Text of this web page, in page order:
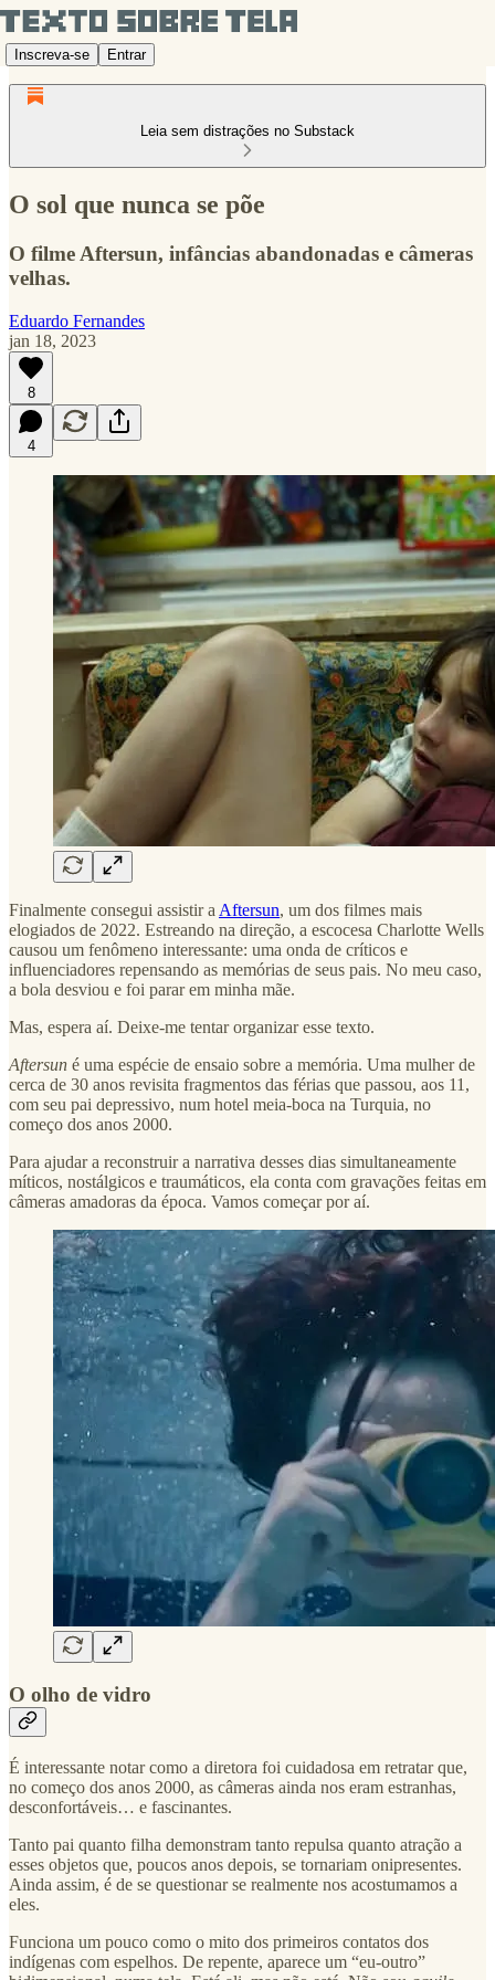
Inscreva-se Entrar
Leia sem distrações no Substack
O sol que nunca se põe
O filme Aftersun, infâncias abandonadas e câmeras
velhas.
Eduardo Fernandes
jan 18, 2023
8
4
Finalmente consegui assistir a Aftersun, um dos filmes mais
elogiados de 2022. Estreando na direção, a escocesa Charlotte Wells
causou um fenômeno interessante: uma onda de críticos e
influenciadores repensando as memórias de seus pais. No meu caso,
a bola desviou e foi parar em minha mãe.
Mas, espera aí. Deixe-me tentar organizar esse texto.
Aftersun é uma espécie de ensaio sobre a memória. Uma mulher de
cerca de 30 anos revisita fragmentos das férias que passou, aos 11,
com seu pai depressivo, num hotel meia-boca na Turquia, no
começo dos anos 2000.
Para ajudar a reconstruir a narrativa desses dias simultaneamente
míticos, nostálgicos e traumáticos, ela conta com gravações feitas em
câmeras amadoras da época. Vamos começar por aí.
O olho de vidro
É interessante notar como a diretora foi cuidadosa em retratar que,
no começo dos anos 2000, as câmeras ainda nos eram estranhas,
desconfortáveis… e fascinantes.
Tanto pai quanto filha demonstram tanto repulsa quanto atração a
esses objetos que, poucos anos depois, se tornariam onipresentes.
Ainda assim, é de se questionar se realmente nos acostumamos a
eles.
Funciona um pouco como o mito dos primeiros contatos dos
indígenas com espelhos. De repente, aparece um “eu-outro”